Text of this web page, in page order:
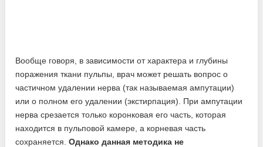
Вообще говоря, в зависимости от характера и глубины
поражения ткани пульпы, врач может решать вопрос о
частичном удалении нерва (так называемая ампутации)
или о полном его удалении (экстирпация). При ампутации
нерва срезается только коронковая его часть, которая
находится в пульповой камере, а корневая часть
сохраняется.Однако данная методика не